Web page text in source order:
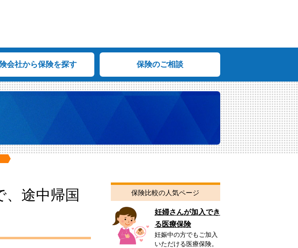
会社から保険を探す 保険のご相談
途中帰国
保険比較の人気ページ
妊婦さんが加入でき
る医療保険
妊娠中の方でもご加入
いただける医療保険。